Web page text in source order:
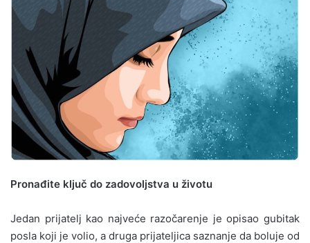
Pronađite ključ do zadovoljstva u životu
Jedan prijatelj kao najveće razočarenje je opisao gubitak
posla koji je volio, a druga prijateljica saznanje da boluje od